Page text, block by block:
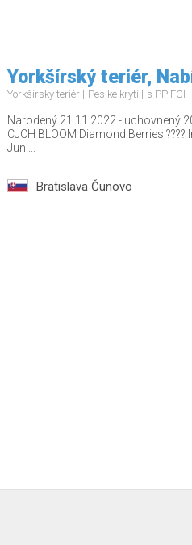
Yorkšírský teriér,
Yorkšírský teriér Pes ke krytí s PP FCI
Narodený 21.11.2022 - uchovnený
CJCH BLOOM Diamond Berries
Juni...
Bratislava Čunovo